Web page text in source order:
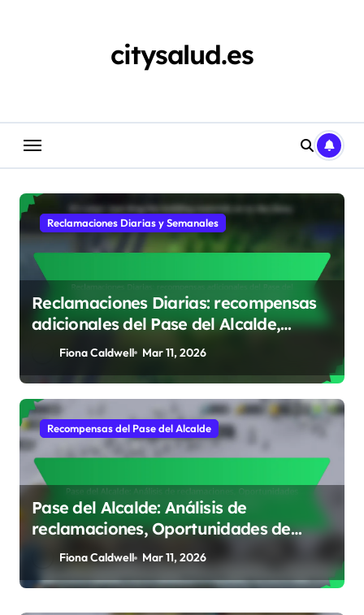
citysalud.es
Reclamaciones Diarias y Semanales
Reclamaciones Diarias: recompensas
adicionales del Pase del Alcalde,
tiempo de reclamación, bonificaciones
Fiona Caldwell Mar 11, 2026
Recompensas del Pase del Alcalde
Pase del Alcalde: Análisis de
reclamaciones, Oportunidades de
bonificación, Estrategias de recursos
Fiona Caldwell Mar 11, 2026